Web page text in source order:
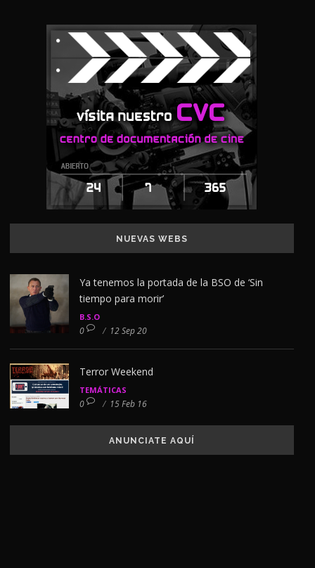
NUEVAS WEBS
Ya tenemos la portada de la BSO de ‘Sin
tiempo para morir’
B.S.O
0 / 12 Sep 20
Terror Weekend
TEMÁTICAS
0 / 15 Feb 16
ANUNCIATE AQUÍ